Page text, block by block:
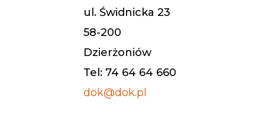
ul. Świdnicka 23
58-200
Dzierżoniów
Tel: 74 64 64 660
dok@dok.pl